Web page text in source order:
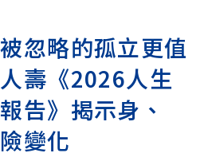
忽略的孤立更值
壽《2026人生
告》揭示身、
變化